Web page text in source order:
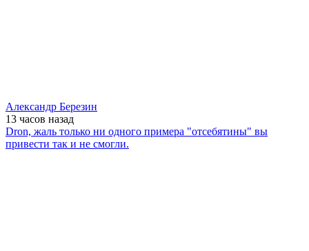
Александр Березин
13 часов назад
Dron, жаль только ни одного примера "отсебятины" вы
привести так и не смогли.